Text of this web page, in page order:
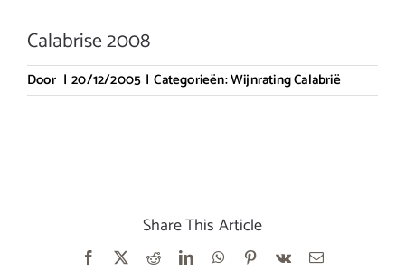
Calabrise 2008
Door | 20/12/2005 | Categorieën:Wijnrating Calabrië
Share This Article
Facebook RedditLinkedInWhatsApp
Pinterest
Vk
E-